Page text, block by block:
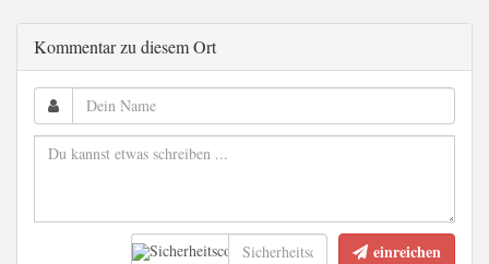
Kommentar zu diesem Ort
einreichen